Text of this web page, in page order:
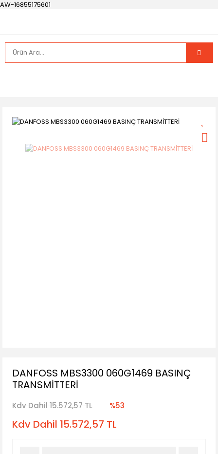
AW-16855175601
DANFOSS MBS3300 060G1469 BASINÇ
TRANSMİTTERİ
Kdv Dahil 15.572,57 TL %53
Kdv Dahil 15.572,57 TL